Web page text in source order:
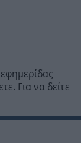
Για να δείτε